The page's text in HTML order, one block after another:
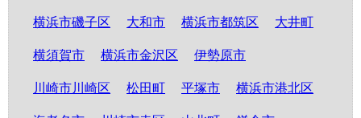
横浜市磯子区 大和市 横浜市都筑区 大井町
横須賀市 横浜市金沢区 伊勢原市
川崎市川崎区 松田町 平塚市 横浜市港北区